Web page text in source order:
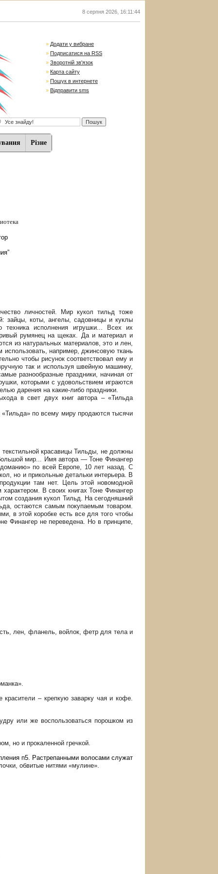
8 серпня 2026 16:11:45
» Додати у вибране
» Подписатися на RSS
» Зворотній зв'язок
» Карта сайту
» Пошук в интернете
» Відправити sms
Різне
личностей. Мир кукол тильд тоже
зайцы, коты, ангелы, садовницы и куклы
исполнения игрушки... Всех их
румянец на щеках. Да и материал и
из натуральных материалов, это и лен,
например, джинсовую ткань
чтобы рисунок соответствовал ему и
так и используя швейную машинку,
разнообразные праздники, начиная от
которыми с удовольствием играются
дарения на какие-либо праздники.
в свет двух книг автора – «Тильда
«Тильда» по всему миру продаются тысячи
текстильной красавицы Тильды, не должны
мир... Имя автора — Тоне Финангер
по всей Европе, 10 лет назад. С
но и прикольные детальки интерьера. В
там нет. Цель этой новомодной
В своих книгах Тоне Финангер
создания кукол Тильд. На сегодняшний
остаются самым покупаемым товаром.
в этой коробке есть все для того чтобы
Финангер не переведена. Но в принципе,
лен, фланель, войлок, фетр для тела и
красители – крепкую заварку чая и кофе.
или же воспользоваться порошком из
но и прокаленной гречкой.
п5. Растрепанными волосами служат
обвитые нитями «мулине».